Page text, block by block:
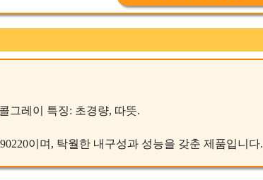
그레이 특징: 초경량, 따뜻.
이며, 탁월한 내구성과 성능을 갖춘 제품입니다.